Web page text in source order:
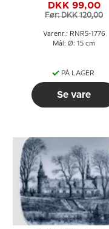
DKK 99,00
Før: DKK 120,00
Varenr.: RNR5-1776
Mål: Ø: 15 cm
PÅ LAGER
Se vare